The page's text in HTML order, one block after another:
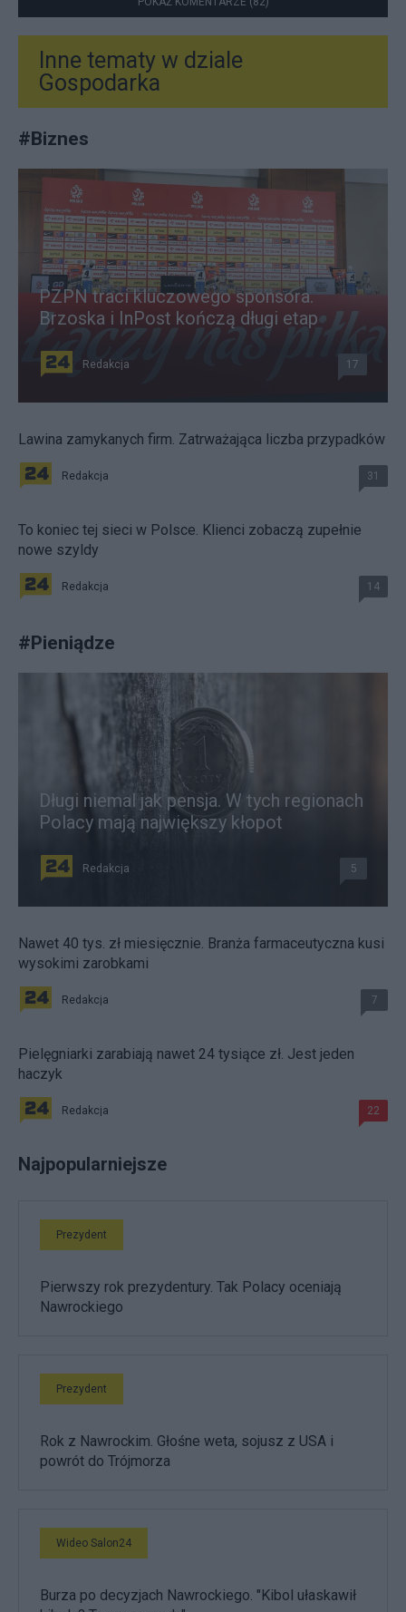
Inne tematy w dziale
Gospodarka
#Biznes
PZPN traci kluczowego sponsora.
Brzoska i InPost kończą długi etap
Redakcja 17
Lawina zamykanych firm. Zatrważająca liczba przypadków
Redakcja 31
To koniec tej sieci w Polsce. Klienci zobaczą zupełnie
nowe szyldy
Redakcja 14
#Pieniądze
Długi niemal jak pensja. W tych regionach
Polacy mają największy kłopot
Redakcja 5
Nawet 40 tys. zł miesięcznie. Branża farmaceutyczna kusi
wysokimi zarobkami
Redakcja 7
Pielęgniarki zarabiają nawet 24 tysiące zł. Jest jeden
haczyk
Redakcja 22
Najpopularniejsze
Prezydent
Pierwszy rok prezydentury. Tak Polacy oceniają
Nawrockiego
Prezydent
Rok z Nawrockim. Głośne weta, sojusz z USA i
powrót do Trójmorza
Wideo Salon24
Burza po decyzjach Nawrockiego. "Kibol ułaskawił